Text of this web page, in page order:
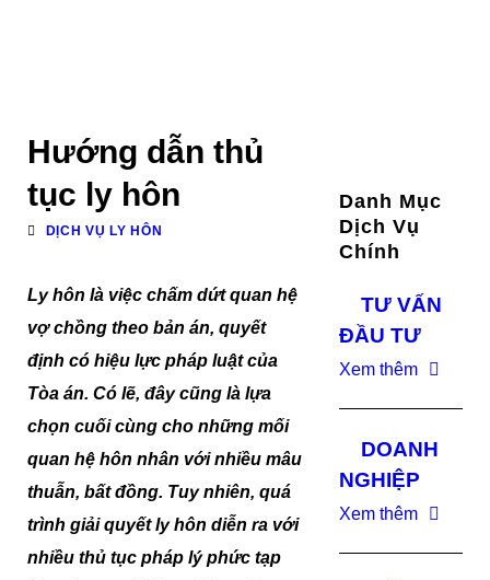
Hướng dẫn thủ
tục ly hôn
DỊCH VỤ LY HÔN
Ly hôn là việc chấm dứt quan hệ
vợ chồng theo bản án, quyết
định có hiệu lực pháp luật của
Tòa án. Có lẽ, đây cũng là lựa
chọn cuối cùng cho những mối
quan hệ hôn nhân với nhiều mâu
thuẫn, bất đồng. Tuy nhiên, quá
trình giải quyết ly hôn diễn ra với
nhiều thủ tục pháp lý phức tạp
Danh Mục
Dịch Vụ
Chính
TƯ VẤN
ĐẦU TƯ
Xem thêm
DOANH
NGHIỆP
Xem thêm